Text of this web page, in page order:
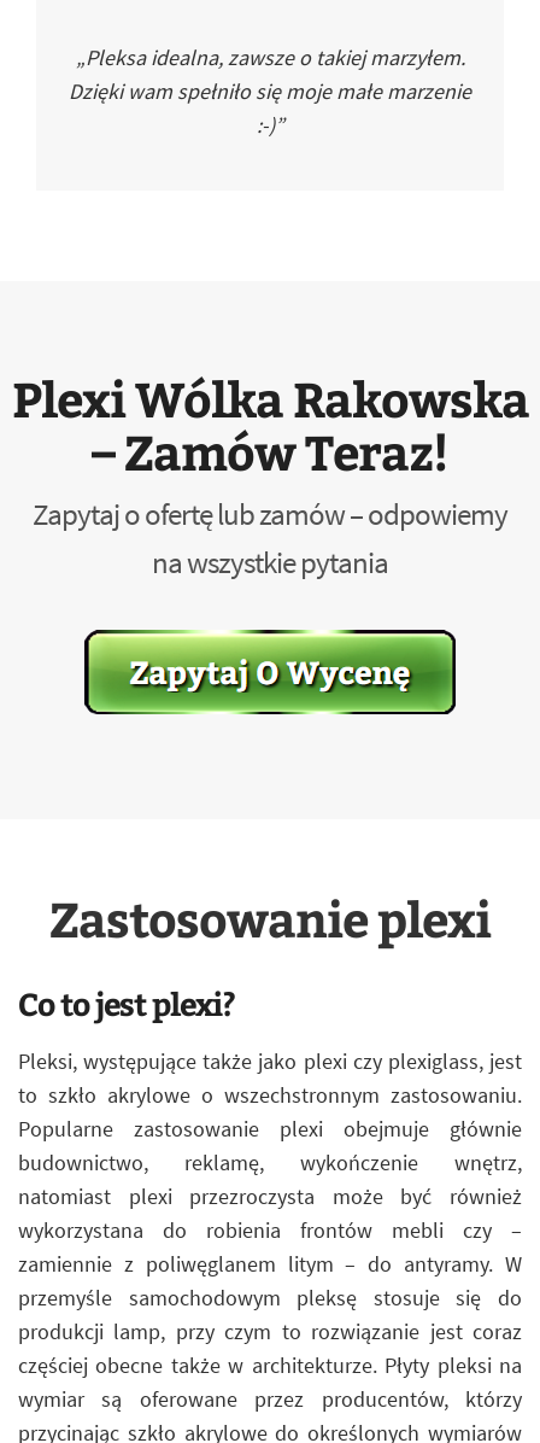
„Pleksa idealna, zawsze o takiej marzyłem.
Dzięki wam spełniło się moje małe marzenie
:-)”
Plexi Wólka Rakowska
– Zamów Teraz!
Zapytaj o ofertę lub zamów – odpowiemy
na wszystkie pytania
Zastosowanie plexi
Co to jest plexi?
Pleksi, występujące także jako plexi czy plexiglass, jest
to szkło akrylowe o wszechstronnym zastosowaniu.
Popularne zastosowanie plexi obejmuje głównie
budownictwo, reklamę, wykończenie wnętrz,
natomiast plexi przezroczysta może być również
wykorzystana do robienia frontów mebli czy –
zamiennie z poliwęglanem litym – do antyramy. W
przemyśle samochodowym pleksę stosuje się do
produkcji lamp, przy czym to rozwiązanie jest coraz
częściej obecne także w architekturze. Płyty pleksi na
wymiar są oferowane przez producentów, którzy
przycinając szkło akrylowe do określonych wymiarów